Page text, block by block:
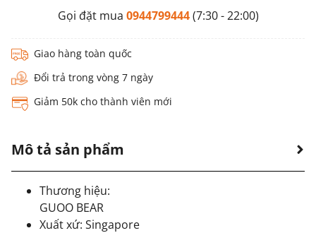
Gọi đặt mua 0944799444(7:30 - 22:00)
Giao hàng toàn quốc
Đổi trả trong vòng 7 ngày
Giảm 50k cho thành viên mới
Mô tả sản phẩm
Thương hiệu:
GUOO BEAR
Xuất xứ: Singapore